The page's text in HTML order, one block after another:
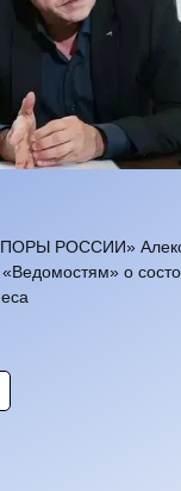
РОССИИ»
о